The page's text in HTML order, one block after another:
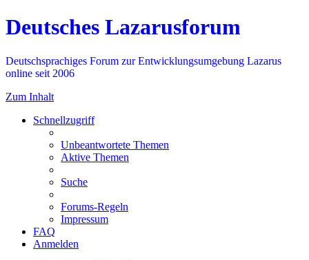
Deutsches Lazarusforum
Deutschsprachiges Forum zur Entwicklungsumgebung Lazarus
online seit 2006
Zum Inhalt
Schnellzugriff
Unbeantwortete Themen
Aktive Themen
Suche
Forums-Regeln
Impressum
FAQ
Anmelden